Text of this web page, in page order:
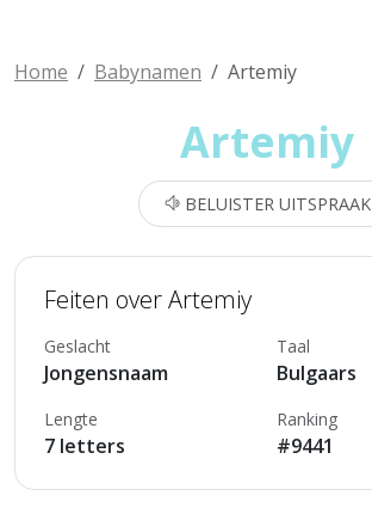
Home Babynamen Artemiy
Artemiy
BELUISTER UITSPRAAK
Feiten over Artemiy
Geslacht
Jongensnaam
Taal
Bulgaars
Lengte
7 letters
Ranking
#9441